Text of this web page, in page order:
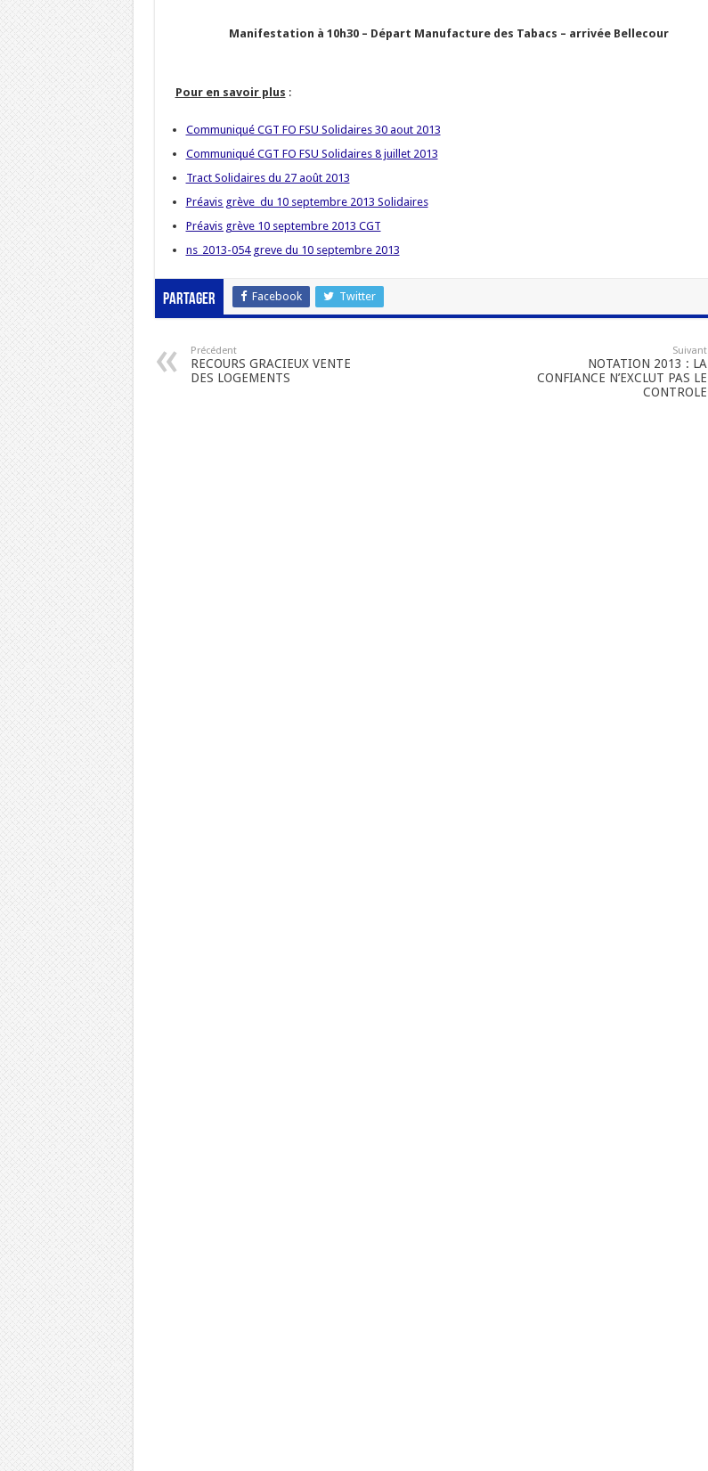
Manifestation à 10h30 – Départ Manufacture des Tabacs – arrivée Bellecour
Pour en savoir plus :
Communiqué CGT FO FSU Solidaires 30 aout 2013
Communiqué CGT FO FSU Solidaires 8 juillet 2013
Tract Solidaires du 27 août 2013
Préavis grève du 10 septembre 2013 Solidaires
Préavis grève 10 septembre 2013 CGT
ns_2013-054 greve du 10 septembre 2013
Partager Facebook Twitter
Précédent
RECOURS GRACIEUX VENTE
DES LOGEMENTS
Suivant
NOTATION 2013 : LA
CONFIANCE N’EXCLUT PAS LE
CONTROLE